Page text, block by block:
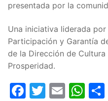
presentada por la
Una iniciativa liderada
Participación y Garantía
de la Dirección de
Prosperidad.
Facebook
Twitter
Email